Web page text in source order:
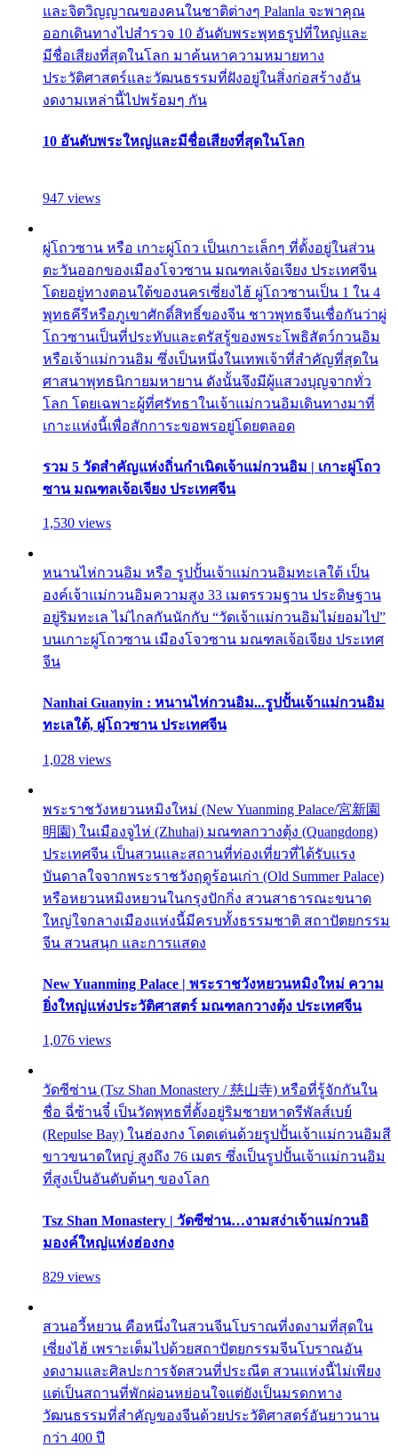
และจิตวิญญาณของคนในชาติต่างๆ Palanla จะพาคุณ
ออกเดินทางไปสำรวจ 10 อันดับพระพุทธรูปที่ใหญ่และ
มีชื่อเสียงที่สุดในโลก มาค้นหาความหมายทาง
ประวัติศาสตร์และวัฒนธรรมที่ฝังอยู่ในสิ่งก่อสร้างอัน
งดงามเหล่านี้ไปพร้อมๆ กัน
10 อันดับพระใหญ่และมีชื่อเสียงที่สุดในโลก
947 views
ผู่โถวซาน หรือ เกาะผู่โถว เป็นเกาะเล็กๆ ที่ตั้งอยู่ในส่วน
ตะวันออกของเมืองโจวซาน มณฑลเจ้อเจียง ประเทศจีน
โดยอยู่ทางตอนใต้ของนครเซี่ยงไฮ้ ผู่โถวซานเป็น 1 ใน 4
พุทธคีรีหรือภูเขาศักดิ์สิทธิ์ของจีน ชาวพุทธจีนเชื่อกันว่าผู่
โถวซานเป็นที่ประทับและตรัสรู้ของพระโพธิสัตว์กวนอิม
หรือเจ้าแม่กวนอิม ซึ่งเป็นหนึ่งในเทพเจ้าที่สำคัญที่สุดใน
ศาสนาพุทธนิกายมหายาน ดังนั้นจึงมีผู้แสวงบุญจากทั่ว
โลก โดยเฉพาะผู้ที่ศรัทธาในเจ้าแม่กวนอิมเดินทางมาที่
เกาะแห่งนี้เพื่อสักการะขอพรอยู่โดยตลอด
รวม 5 วัดสำคัญแห่งถิ่นกำเนิดเจ้าแม่กวนอิม | เกาะผู่โถว
ซาน มณฑลเจ้อเจียง ประเทศจีน
1,530 views
หนานไห่กวนอิม หรือ รูปปั้นเจ้าแม่กวนอิมทะเลใต้ เป็น
องค์เจ้าแม่กวนอิมความสูง 33 เมตรรวมฐาน ประดิษฐาน
อยู่ริมทะเล ไม่ไกลกันนักกับ “วัดเจ้าแม่กวนอิมไม่ยอมไป”
บนเกาะผู่โถวซาน เมืองโจวซาน มณฑลเจ้อเจียง ประเทศ
จีน
Nanhai Guanyin : หนานไห่กวนอิม...รูปปั้นเจ้าแม่กวนอิม
ทะเลใต้, ผู่โถวซาน ประเทศจีน
1,028 views
พระราชวังหยวนหมิงใหม่ (New Yuanming Palace/宮新園
明園) ในเมืองจูไห่ (Zhuhai) มณฑลกวางตุ้ง (Quangdong)
ประเทศจีน เป็นสวนและสถานที่ท่องเที่ยวที่ได้รับแรง
บันดาลใจจากพระราชวังฤดูร้อนเก่า (Old Summer Palace)
หรือหยวนหมิงหยวนในกรุงปักกิ่ง สวนสาธารณะขนาด
ใหญ่ใจกลางเมืองแห่งนี้มีครบทั้งธรรมชาติ สถาปัตยกรรม
จีน สวนสนุก และการแสดง
New Yuanming Palace | พระราชวังหยวนหมิงใหม่ ความ
ยิ่งใหญ่แห่งประวัติศาสตร์ มณฑลกวางตุ้ง ประเทศจีน
1,076 views
วัดซีซ่าน (Tsz Shan Monastery / 慈山寺) หรือที่รู้จักกันใน
ชื่อ ฉี่ซ้านจี๋ เป็นวัดพุทธที่ตั้งอยู่ริมชายหาดรีพัลส์เบย์
(Repulse Bay) ในฮ่องกง โดดเด่นด้วยรูปปั้นเจ้าแม่กวนอิมสี
ขาวขนาดใหญ่ สูงถึง 76 เมตร ซึ่งเป็นรูปปั้นเจ้าแม่กวนอิม
ที่สูงเป็นอันดับต้นๆ ของโลก
Tsz Shan Monastery | วัดซีซ่าน…งามสง่าเจ้าแม่กวนอิ
มองค์ใหญ่แห่งฮ่องกง
829 views
สวนอวี้หยวน คือหนึ่งในสวนจีนโบราณที่งดงามที่สุดใน
เซี่ยงไฮ้ เพราะเต็มไปด้วยสถาปัตยกรรมจีนโบราณอัน
งดงามและศิลปะการจัดสวนที่ประณีต สวนแห่งนี้ไม่เพียง
แต่เป็นสถานที่พักผ่อนหย่อนใจแต่ยังเป็นมรดกทาง
วัฒนธรรมที่สำคัญของจีนด้วยประวัติศาสตร์อันยาวนาน
กว่า 400 ปี